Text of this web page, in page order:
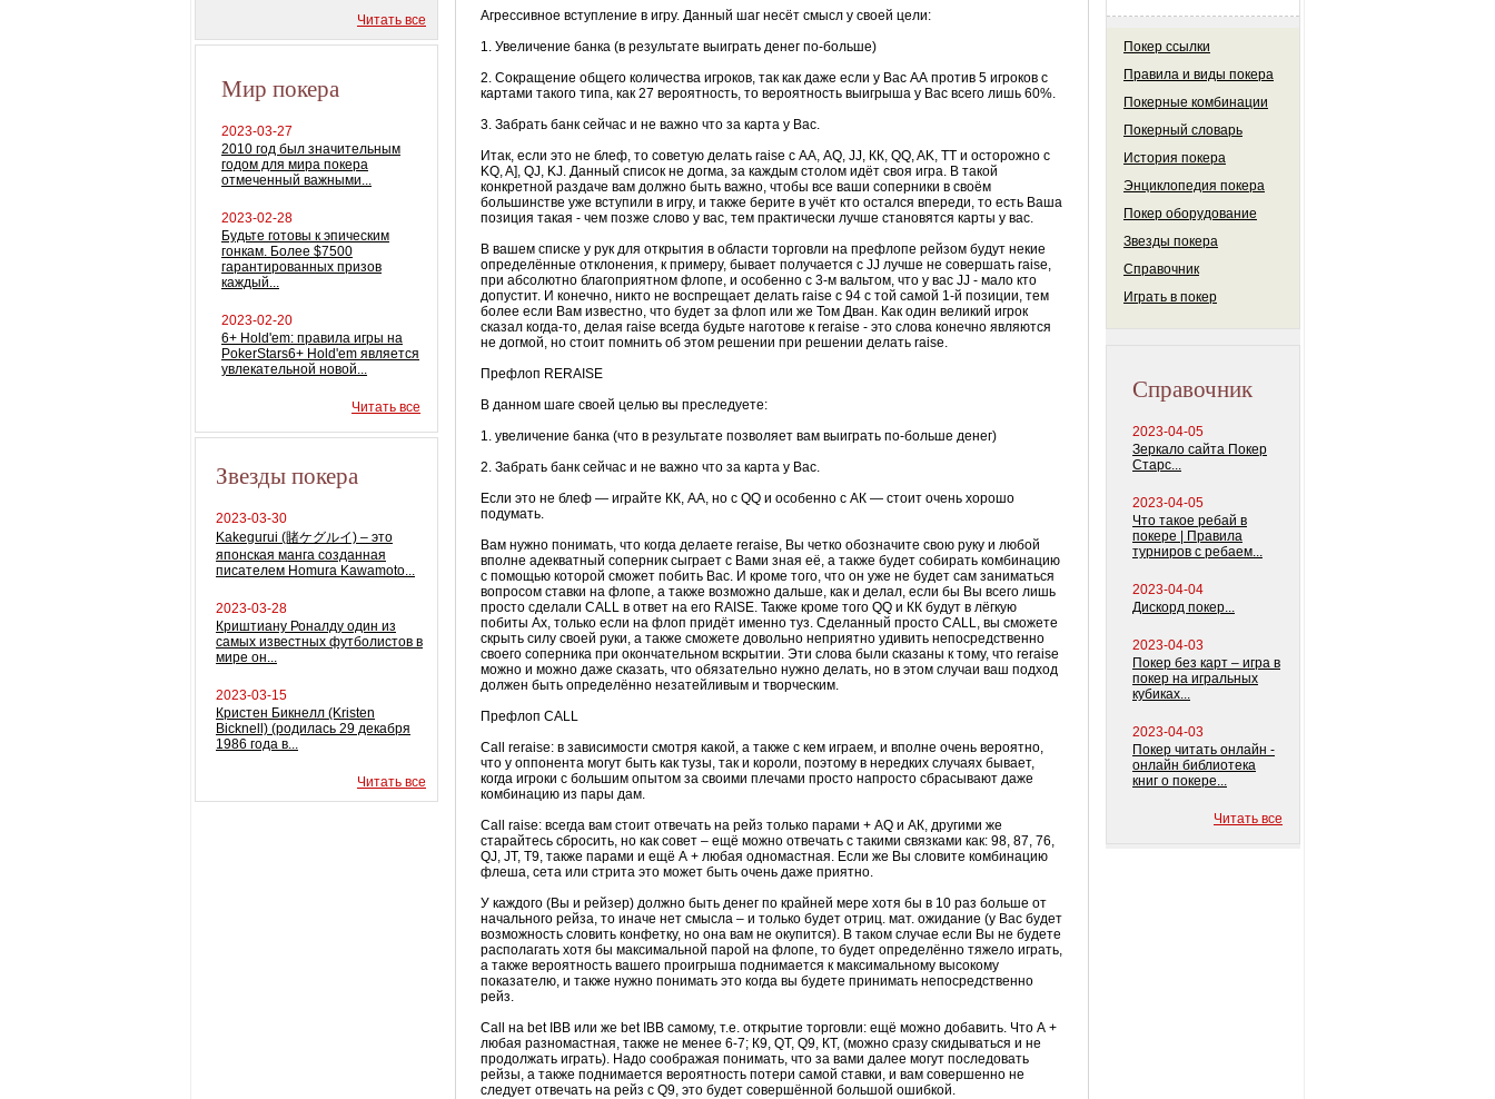
Читать все
Мир покера
2023-03-27
2010 год был значительным
годом для мира покера
отмеченный важными...
2023-02-28
Будьте готовы к эпическим
гонкам. Более $7500
гарантированных призов
каждый...
2023-02-20
6+ Hold'em: правила игры на
PokerStars6+ Hold'em является
увлекательной новой...
Читать все
Звезды покера
2023-03-30
Kakegurui (賭ケグルイ) – это
японская манга созданная
писателем Homura Kawamoto...
2023-03-28
Криштиану Роналду один из
самых известных футболистов в
мире он...
2023-03-15
Кристен Бикнелл (Kristen
Bicknell) (родилась 29 декабря
1986 года в...
Читать все
Агрессивное вступление в игру. Данный шаг несёт смысл у своей цели:
1. Увеличение банка (в результате выиграть денег по-больше)
2. Сокращение общего количества игроков, так как даже если у Вас АА против 5 игроков с
картами такого типа, как 27 вероятность, то вероятность выигрыша у Вас всего лишь 60%.
3. Забрать банк сейчас и не важно что за карта у Вас.
Итак, если это не блеф, то советую делать raise с АА, AQ, JJ, КК, QQ, AK, ТТ и осторожно с
KQ, A], QJ, KJ. Данный список не догма, за каждым столом идёт своя игра. В такой
конкретной раздаче вам должно быть важно, чтобы все ваши соперники в своём
большинстве уже вступили в игру, и также берите в учёт кто остался впереди, то есть Ваша
позиция такая - чем позже слово у вас, тем практически лучше становятся карты у вас.
В вашем списке у рук для открытия в области торговли на префлопе рейзом будут некие
определённые отклонения, к примеру, бывает получается с JJ лучше не совершать raise,
при абсолютно благоприятном флопе, и особенно с 3-м вальтом, что у вас JJ - мало кто
допустит. И конечно, никто не воспрещает делать raise с 94 с той самой 1-й позиции, тем
более если Вам известно, что будет за флоп или же Том Дван. Как один великий игрок
сказал когда-то, делая raise всегда будьте наготове к reraise - это слова конечно являются
не догмой, но стоит помнить об этом решении при решении делать raise.
Префлоп RERAISE
В данном шаге своей целью вы преследуете:
1. увеличение банка (что в результате позволяет вам выиграть по-больше денег)
2. Забрать банк сейчас и не важно что за карта у Вас.
Если это не блеф — играйте КК, АА, но с QQ и особенно с АК — стоит очень хорошо
подумать.
Вам нужно понимать, что когда делаете reraise, Вы четко обозначите свою руку и любой
вполне адекватный соперник сыграет с Вами зная её, а также будет собирать комбинацию
с помощью которой сможет побить Вас. И кроме того, что он уже не будет сам заниматься
вопросом ставки на флопе, а также возможно дальше, как и делал, если бы Вы всего лишь
просто сделали CALL в ответ на его RAISE. Также кроме того QQ и КК будут в лёгкую
побиты Ах, только если на флоп придёт именно туз. Сделанный просто CALL, вы сможете
скрыть силу своей руки, а также сможете довольно неприятно удивить непосредственно
своего соперника при окончательном вскрытии. Эти слова были сказаны к тому, что reraise
можно и можно даже сказать, что обязательно нужно делать, но в этом случаи ваш подход
должен быть определённо незатейливым и творческим.
Префлоп CALL
Call
reraise: в зависимости смотря какой, а также с кем играем, и вполне очень вероятно,
что у оппонента могут быть как тузы, так и короли, поэтому в нередких случаях бывает,
когда игроки с большим опытом за своими плечами просто напросто сбрасывают даже
комбинацию из пары дам.
Call
raise: всегда вам стоит отвечать на рейз только парами + AQ и АК, другими же
старайтесь сбросить, но как совет – ещё можно отвечать с такими связками как: 98, 87, 76,
QJ, JT, Т9, также парами и ещё А + любая одномастная. Если же Вы словите комбинацию
флеша, сета или стрита это может быть очень даже приятно.
У каждого (Вы и рейзер) должно быть денег по крайней мере хотя бы в 10 раз больше от
начального рейза, то иначе нет смысла – и только будет отриц. мат. ожидание (у Вас будет
возможность словить конфетку, но она вам не окупится). В таком случае если Вы не будете
располагать хотя бы максимальной парой на флопе, то будет определённо тяжело играть,
а также вероятность вашего проигрыша поднимается к максимальному высокому
показателю, и также нужно понимать это когда вы будете принимать непосредственно
рейз.
Call
на bet IBB или же bet IBB самому, т.е. открытие торговли: ещё можно добавить. Что А +
любая разномастная, также не менее 6-7; К9, QT, Q9, КТ, (можно сразу скидываться и не
продолжать играть). Надо соображая понимать, что за вами далее могут последовать
рейзы, а также поднимается вероятность потери самой ставки, и вам совершенно не
следует отвечать на рейз с Q9, это будет совершённой большой ошибкой.
Покер ссылки
Правила и виды покера
Покерные комбинации
Покерный словарь
История покера
Энциклопедия покера
Покер оборудование
Звезды покера
Справочник
Играть в покер
Справочник
2023-04-05
Зеркало сайта Покер
Старс...
2023-04-05
Что такое ребай в
покере | Правила
турниров с ребаем...
2023-04-04
Дискорд покер...
2023-04-03
Покер без карт – игра в
покер на игральных
кубиках...
2023-04-03
Покер читать онлайн -
онлайн библиотека
книг о покере...
Читать все